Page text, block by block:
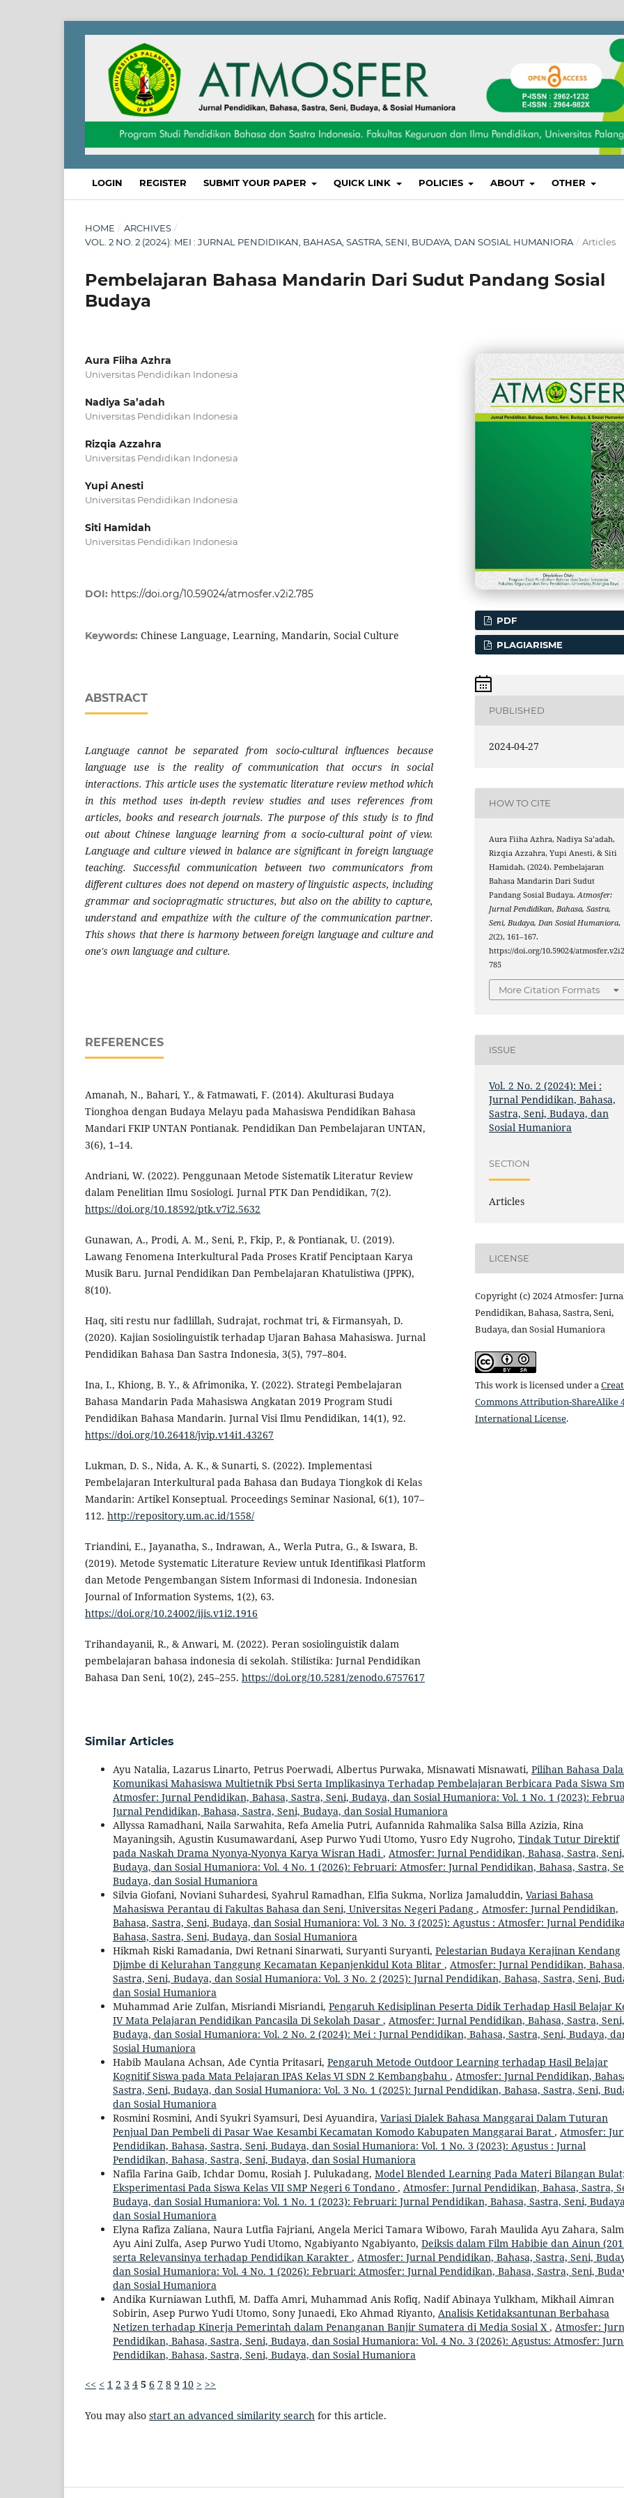
LOGIN REGISTER SUBMIT YOUR PAPER QUICK LINK POLICIES ABOUT OTHER
HOME / ARCHIVES /
VOL. 2 NO. 2 (2024): MEI : JURNAL PENDIDIKAN, BAHASA, SASTRA, SENI, BUDAYA, DAN SOSIAL HUMANIORA / Articles
Pembelajaran Bahasa Mandarin Dari Sudut Pandang Sosial
Budaya
Aura Fiiha Azhra
Universitas Pendidikan Indonesia
Nadiya Sa’adah
Universitas Pendidikan Indonesia
Rizqia Azzahra
Universitas Pendidikan Indonesia
Yupi Anesti
Universitas Pendidikan Indonesia
Siti Hamidah
Universitas Pendidikan Indonesia
DOI: https://doi.org/10.59024/atmosfer.v2i2.785
Keywords: Chinese Language, Learning, Mandarin, Social Culture
ABSTRACT
Language cannot be separated from socio-cultural influences because
language use is the reality of communication that occurs in social
interactions. This article uses the systematic literature review method which
in this method uses in-depth review studies and uses references from
articles, books and research journals. The purpose of this study is to find
out about Chinese language learning from a socio-cultural point of view.
Language and culture viewed in balance are significant in foreign language
teaching. Successful communication between two communicators from
different cultures does not depend on mastery of linguistic aspects, including
grammar and sociopragmatic structures, but also on the ability to capture,
understand and empathize with the culture of the communication partner.
This shows that there is harmony between foreign language and culture and
one's own language and culture.
REFERENCES
Amanah, N., Bahari, Y., & Fatmawati, F. (2014). Akulturasi Budaya
Tionghoa dengan Budaya Melayu pada Mahasiswa Pendidikan Bahasa
Mandari FKIP UNTAN Pontianak. Pendidikan Dan Pembelajaran UNTAN,
3(6), 1–14.
Andriani, W. (2022). Penggunaan Metode Sistematik Literatur Review
dalam Penelitian Ilmu Sosiologi. Jurnal PTK Dan Pendidikan, 7(2).
https://doi.org/10.18592/ptk.v7i2.5632
Gunawan, A., Prodi, A. M., Seni, P., Fkip, P., & Pontianak, U. (2019).
Lawang Fenomena Interkultural Pada Proses Kratif Penciptaan Karya
Musik Baru. Jurnal Pendidikan Dan Pembelajaran Khatulistiwa (JPPK),
8(10).
Haq, siti restu nur fadlillah, Sudrajat, rochmat tri, & Firmansyah, D.
(2020). Kajian Sosiolinguistik terhadap Ujaran Bahasa Mahasiswa. Jurnal
Pendidikan Bahasa Dan Sastra Indonesia, 3(5), 797–804.
Ina, I., Khiong, B. Y., & Afrimonika, Y. (2022). Strategi Pembelajaran
Bahasa Mandarin Pada Mahasiswa Angkatan 2019 Program Studi
Pendidikan Bahasa Mandarin. Jurnal Visi Ilmu Pendidikan, 14(1), 92.
https://doi.org/10.26418/jvip.v14i1.43267
Lukman, D. S., Nida, A. K., & Sunarti, S. (2022). Implementasi
Pembelajaran Interkultural pada Bahasa dan Budaya Tiongkok di Kelas
Mandarin: Artikel Konseptual. Proceedings Seminar Nasional, 6(1), 107–
112. http://repository.um.ac.id/1558/
Triandini, E., Jayanatha, S., Indrawan, A., Werla Putra, G., & Iswara, B.
(2019). Metode Systematic Literature Review untuk Identifikasi Platform
dan Metode Pengembangan Sistem Informasi di Indonesia. Indonesian
Journal of Information Systems, 1(2), 63.
https://doi.org/10.24002/ijis.v1i2.1916
Trihandayanii, R., & Anwari, M. (2022). Peran sosiolinguistik dalam
pembelajaran bahasa indonesia di sekolah. Stilistika: Jurnal Pendidikan
Bahasa Dan Seni, 10(2), 245–255. https://doi.org/10.5281/zenodo.6757617
PDF
PLAGIARISME
PUBLISHED
2024-04-27
HOW TO CITE
Aura Fiiha Azhra, Nadiya Sa’adah,
Rizqia Azzahra, Yupi Anesti, & Siti
Hamidah. (2024). Pembelajaran
Bahasa Mandarin Dari Sudut
Pandang Sosial Budaya.Atmosfer:
Jurnal Pendidikan, Bahasa, Sastra,
Seni, Budaya, Dan Sosial Humaniora,
2(2), 161–167.
https://doi.org/10.59024/
785
More Citation Formats
ISSUE
Vol. 2 No. 2 (2024): Mei :
Jurnal Pendidikan, Bahasa,
Sastra, Seni, Budaya, dan
Sosial Humaniora
SECTION
Articles
LICENSE
Copyright (c) 2024 Atmosfer:
Pendidikan, Bahasa, Sastra, Seni,
Budaya, dan Sosial Humaniora
This work is licensed under a
Commons Attribution-ShareAlike
International License.
Similar Articles
Ayu Natalia, Lazarus Linarto, Petrus Poerwadi, Albertus Purwaka, Misnawati Misnawati, Pilihan Bahasa
Komunikasi Mahasiswa Multietnik Pbsi Serta Implikasinya Terhadap Pembelajaran Berbicara Pada Siswa
Atmosfer: Jurnal Pendidikan, Bahasa, Sastra, Seni, Budaya, dan Sosial Humaniora: Vol. 1 No. 1 (2023):
Jurnal Pendidikan, Bahasa, Sastra, Seni, Budaya, dan Sosial Humaniora
Allyssa Ramadhani, Naila Sarwahita, Refa Amelia Putri, Aufannida Rahmalika Salsa Billa Azizia, Rina
Mayaningsih, Agustin Kusumawardani, Asep Purwo Yudi Utomo, Yusro Edy Nugroho, Tindak Tutur Direktif
pada Naskah Drama Nyonya-Nyonya Karya Wisran Hadi, Atmosfer: Jurnal Pendidikan, Bahasa, Sastra, Seni,
Budaya, dan Sosial Humaniora: Vol. 4 No. 1 (2026): Februari: Atmosfer: Jurnal Pendidikan, Bahasa, Sastra,
Budaya, dan Sosial Humaniora
Silvia Giofani, Noviani Suhardesi, Syahrul Ramadhan, Elfia Sukma, Norliza Jamaluddin, Variasi Bahasa
Mahasiswa Perantau di Fakultas Bahasa dan Seni, Universitas Negeri Padang , Atmosfer: Jurnal Pendidikan,
Bahasa, Sastra, Seni, Budaya, dan Sosial Humaniora: Vol. 3 No. 3 (2025): Agustus : Atmosfer: Jurnal
Bahasa, Sastra, Seni, Budaya, dan Sosial Humaniora
Hikmah Riski Ramadania, Dwi Retnani Sinarwati, Suryanti Suryanti, Pelestarian Budaya Kerajinan Kendang
Djimbe di Kelurahan Tanggung Kecamatan Kepanjenkidul Kota Blitar , Atmosfer: Jurnal Pendidikan, Bahasa,
Sastra, Seni, Budaya, dan Sosial Humaniora: Vol. 3 No. 2 (2025): Jurnal Pendidikan, Bahasa, Sastra, Seni,
dan Sosial Humaniora
Muhammad Arie Zulfan, Misriandi Misriandi, Pengaruh Kedisiplinan Peserta Didik Terhadap Hasil Belajar
IV Mata Pelajaran Pendidikan Pancasila Di Sekolah Dasar , Atmosfer: Jurnal Pendidikan, Bahasa, Sastra, Seni,
Budaya, dan Sosial Humaniora: Vol. 2 No. 2 (2024): Mei : Jurnal Pendidikan, Bahasa, Sastra, Seni, Budaya,
Sosial Humaniora
Habib Maulana Achsan, Ade Cyntia Pritasari, Pengaruh Metode Outdoor Learning terhadap Hasil Belajar
Kognitif Siswa pada Mata Pelajaran IPAS Kelas VI SDN 2 Kembangbahu , Atmosfer: Jurnal Pendidikan,
Sastra, Seni, Budaya, dan Sosial Humaniora: Vol. 3 No. 1 (2025): Jurnal Pendidikan, Bahasa, Sastra, Seni,
dan Sosial Humaniora
Rosmini Rosmini, Andi Syukri Syamsuri, Desi Ayuandira, Variasi Dialek Bahasa Manggarai Dalam Tuturan
Penjual Dan Pembeli di Pasar Wae Kesambi Kecamatan Komodo Kabupaten Manggarai Barat , Atmosfer:
Pendidikan, Bahasa, Sastra, Seni, Budaya, dan Sosial Humaniora: Vol. 1 No. 3 (2023): Agustus : Jurnal
Pendidikan, Bahasa, Sastra, Seni, Budaya, dan Sosial Humaniora
Nafila Farina Gaib, Ichdar Domu, Rosiah J. Pulukadang, Model Blended Learning Pada Materi Bilangan Bulat;
Eksperimentasi Pada Siswa Kelas VII SMP Negeri 6 Tondano , Atmosfer: Jurnal Pendidikan, Bahasa, Sastra,
Budaya, dan Sosial Humaniora: Vol. 1 No. 1 (2023): Februari: Jurnal Pendidikan, Bahasa, Sastra, Seni,
dan Sosial Humaniora
Elyna Rafiza Zaliana, Naura Lutfia Fajriani, Angela Merici Tamara Wibowo, Farah Maulida Ayu Zahara,
Ayu Aini Zulfa, Asep Purwo Yudi Utomo, Ngabiyanto Ngabiyanto, Deiksis dalam Film Habibie dan Ainun
serta Relevansinya terhadap Pendidikan Karakter , Atmosfer: Jurnal Pendidikan, Bahasa, Sastra, Seni,
dan Sosial Humaniora: Vol. 4 No. 1 (2026): Februari: Atmosfer: Jurnal Pendidikan, Bahasa, Sastra, Seni,
dan Sosial Humaniora
Andika Kurniawan Luthfi, M. Daffa Amri, Muhammad Anis Rofiq, Nadif Abinaya Yulkham, Mikhail Aimran
Sobirin, Asep Purwo Yudi Utomo, Sony Junaedi, Eko Ahmad Riyanto, Analisis Ketidaksantunan Berbahasa
Netizen terhadap Kinerja Pemerintah dalam Penanganan Banjir Sumatera di Media Sosial X , Atmosfer:
Pendidikan, Bahasa, Sastra, Seni, Budaya, dan Sosial Humaniora: Vol. 4 No. 3 (2026): Agustus: Atmosfer:
Pendidikan, Bahasa, Sastra, Seni, Budaya, dan Sosial Humaniora
<< < 1 2 3 4 5 6 7 8 9 10 > >>
You may also start an advanced similarity search for this article.